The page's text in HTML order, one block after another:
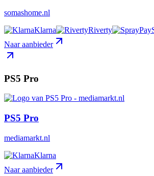
somashome.nl
Klarna
Riverty
Naar aanbieder
PS5 Pro
PS5 Pro
mediamarkt.nl
Klarna
Naar aanbieder